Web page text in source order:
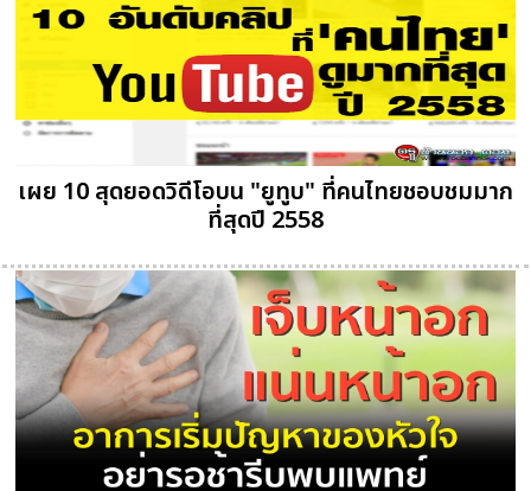
เผย 10 สุดยอดวิดีโอบน "ยูทูบ" ที่คนไทยชอบชมมาก
ที่สุดปี 2558